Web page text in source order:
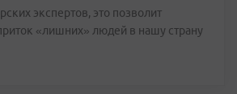
экспертов, это позволит
«лишних» людей в нашу страну